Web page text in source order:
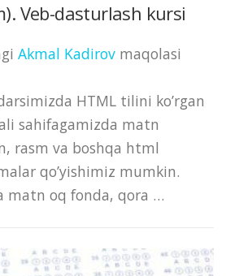
Veb-dasturlash kursi
Akmal Kadirov maqolasi
HTML tilini ko’rgan
sahifagamizda matn
rasm va boshqa html
qo’yishimiz mumkin.
matn oq fonda, qora …